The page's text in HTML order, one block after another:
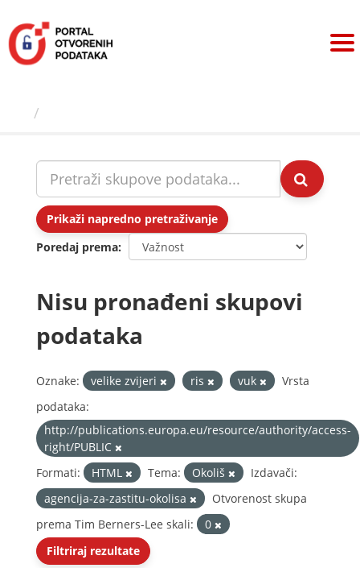
sadržaj
Prikaži napredno pretraživanje
Poredaj prema
Nisu pronađeni skupovi
podataka
Oznake: velike zvijeri ris vuk
Vrsta
podataka:
http://publications.europa.eu/resource/authority/access-
right/PUBLIC
Formati:
HTML Tema: Okoliš
Izdavači:
agencija-za-zastitu-okolisa
Otvorenost skupa
prema Tim Berners-Lee skali:
0
Filtriraj rezultate